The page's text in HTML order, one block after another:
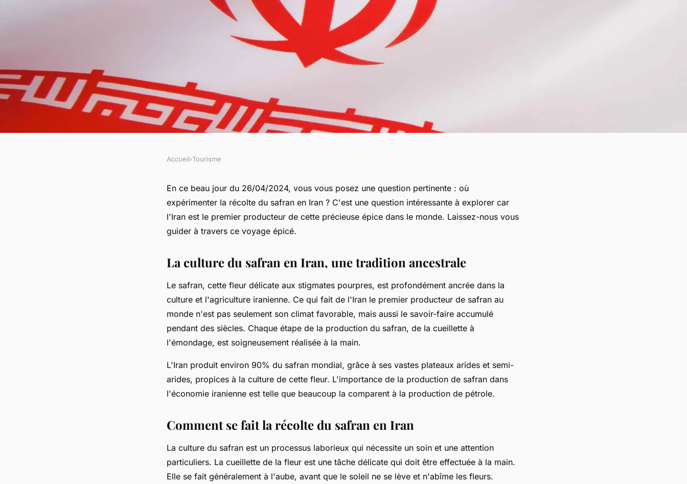
Où expérimenter la récolte du safran
Accueil›Tourisme
En ce beau jour du 26/04/2024, vous vous posez une question pertinente : où
expérimenter la récolte du safran en Iran ? C'est une question intéressante à explorer car
l'Iran est le premier producteur de cette précieuse épice dans le monde. Laissez-nous vous
guider à travers ce voyage épicé.
La culture du safran en Iran, une tradition ancestrale
Le safran, cette fleur délicate aux stigmates pourpres, est profondément ancrée dans la
culture et l'agriculture iranienne. Ce qui fait de l'Iran le premier producteur de safran au
monde n'est pas seulement son climat favorable, mais aussi le savoir-faire accumulé
pendant des siècles. Chaque étape de la production du safran, de la cueillette à
l'émondage, est soigneusement réalisée à la main.
L'Iran produit environ 90% du safran mondial, grâce à ses vastes plateaux arides et semi-
arides, propices à la culture de cette fleur. L'importance de la production de safran dans
l'économie iranienne est telle que beaucoup la comparent à la production de pétrole.
Comment se fait la récolte du safran en Iran
La culture du safran est un processus laborieux qui nécessite un soin et une attention
particuliers. La cueillette de la fleur est une tâche délicate qui doit être effectuée à la main.
Elle se fait généralement à l'aube, avant que le soleil ne se lève et n'abîme les fleurs.